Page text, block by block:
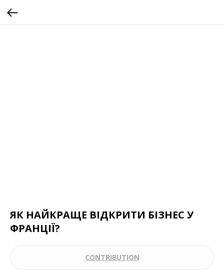
ЯК НАЙКРАЩЕ ВІДКРИТИ БІЗНЕС У
ФРАНЦІЇ?
CONTRIBUTION